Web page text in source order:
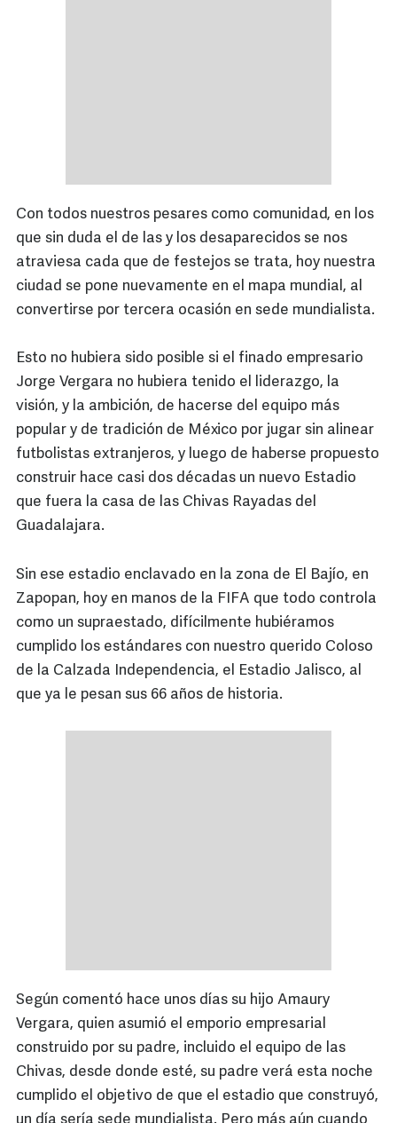
Con todos nuestros pesares como comunidad, en los
que sin duda el de las y los desaparecidos se nos
atraviesa cada que de festejos se trata, hoy nuestra
ciudad se pone nuevamente en el mapa mundial, al
convertirse por tercera ocasión en sede mundialista.
Esto no hubiera sido posible si el finado empresario
Jorge Vergara no hubiera tenido el liderazgo, la
visión, y la ambición, de hacerse del equipo más
popular y de tradición de México por jugar sin alinear
futbolistas extranjeros, y luego de haberse propuesto
construir hace casi dos décadas un nuevo Estadio
que fuera la casa de las Chivas Rayadas del
Guadalajara.
Sin ese estadio enclavado en la zona de El Bajío, en
Zapopan, hoy en manos de la FIFA que todo controla
como un supraestado, difícilmente hubiéramos
cumplido los estándares con nuestro querido Coloso
de la Calzada Independencia, el Estadio Jalisco, al
que ya le pesan sus 66 años de historia.
Según comentó hace unos días su hijo Amaury
Vergara, quien asumió el emporio empresarial
construido por su padre, incluido el equipo de las
Chivas, desde donde esté, su padre verá esta noche
cumplido el objetivo de que el estadio que construyó,